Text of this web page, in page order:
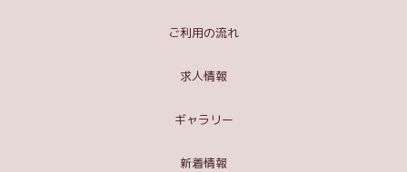
ご利用の流れ
求人情報
ギャラリー
新着情報